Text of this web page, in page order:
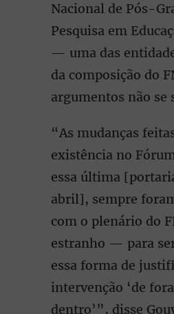
Nacional de Pós-
Pesquisa em
— uma das
da composição do
argumentos não se
“As mudanças
existência no
essa última
abril], sempre
com o plenário do
estranho — para
essa forma de
intervenção ‘de
dentro’”, disse